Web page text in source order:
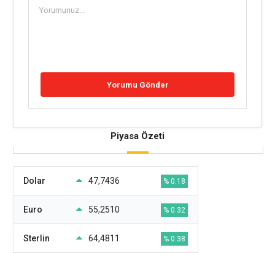
Piyasa Özeti
Dolar 47,7436 % 0.18
Euro 55,2510 % 0.32
Sterlin 64,4811 % 0.38